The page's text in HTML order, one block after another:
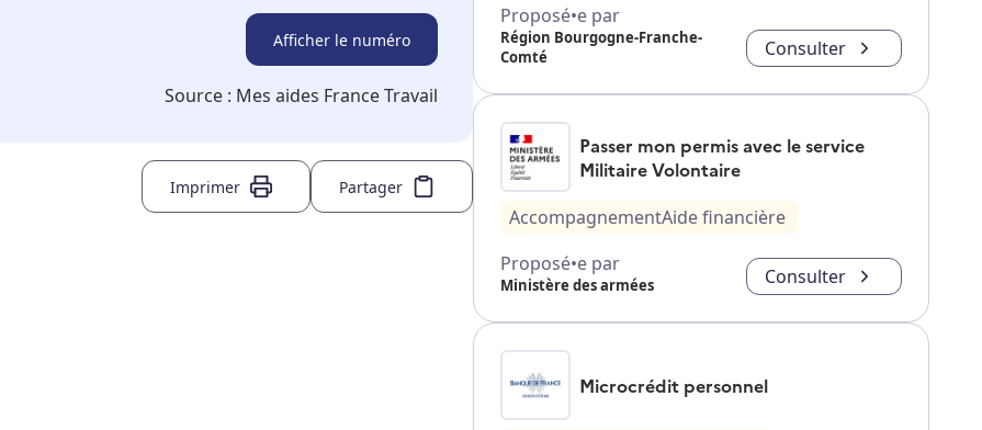
Afficher le numéro
Source : Mes aides France Travail
Imprimer Partager
Proposé•e par
Région Bourgogne-Franche-
Comté
Consulter
Passer mon permis avec le service
Militaire Volontaire
AccompagnementAide financière
Proposé•e par
Ministère des armées Consulter
Microcrédit personnel